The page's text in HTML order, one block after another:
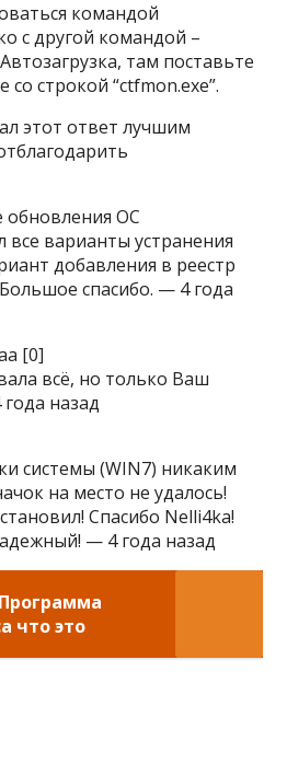
командой
с другой командой –
там поставьте
со строкой “ctfmon.exe”.
этот ответ лучшим
обновления ОС
варианты устранения
добавления в реестр
спасибо. — 4 года
[0]
всё, но только Ваш
назад
системы (WIN7) никаким
на место не удалось!
Спасибо Nelli4ka!
— 4 года назад
Программа
что это